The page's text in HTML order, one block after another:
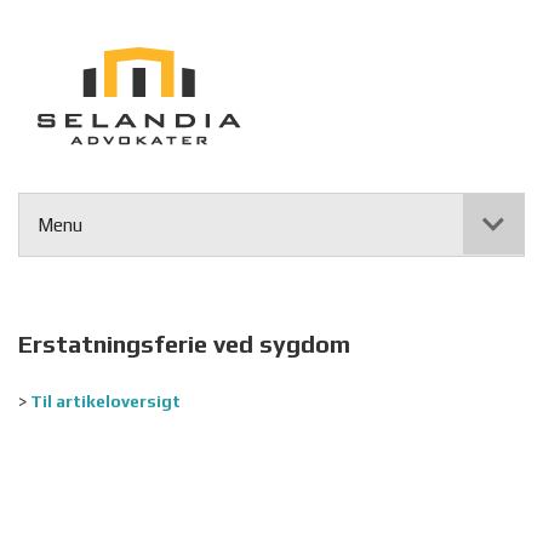
Menu
Erstatningsferie ved sygdom
> Til artikeloversigt